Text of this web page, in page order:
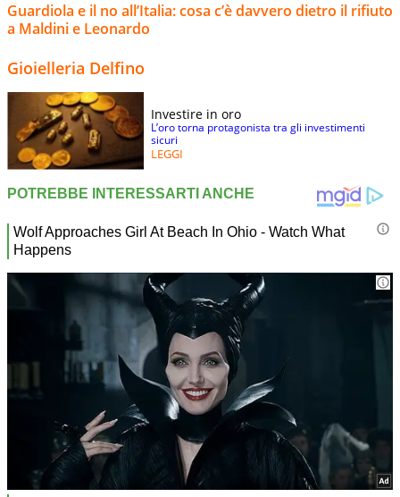
Guardiola e il no all’Italia: cosa c’è davvero dietro il rifiuto
a Maldini e Leonardo
Gioielleria Delfino
Investire in oro
L’oro torna protagonista tra gli investimenti
sicuri
LEGGI